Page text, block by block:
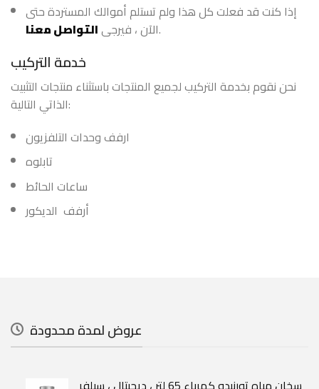
إذا كنت قد فعلت كل هذا ولم تستلم أموالك المستردة حتى
الآن ، فيرجىالتواصل معنا .
خدمة التركيب
نحن نقوم بخدمة التركيب لجميع المنتجات باستثناء منتجات التثبيت
الذاتي التالية:
ارفف وحدات التلفزيون
تابلوه
ساعات الحائط
أرفف الديكور
عروض لمدة محدودة